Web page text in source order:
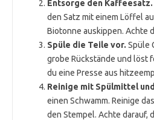
Entsorge den Kaffeesatz.
den Satz mit einem Löffel
Biotonne auskippen. Achte
Spüle die Teile vor. Spüle
grobe Rückstände und löst
du eine Presse aus
Reinige mit Spülmittel
einen Schwamm. Reinige
den Stempel. Achte darauf,